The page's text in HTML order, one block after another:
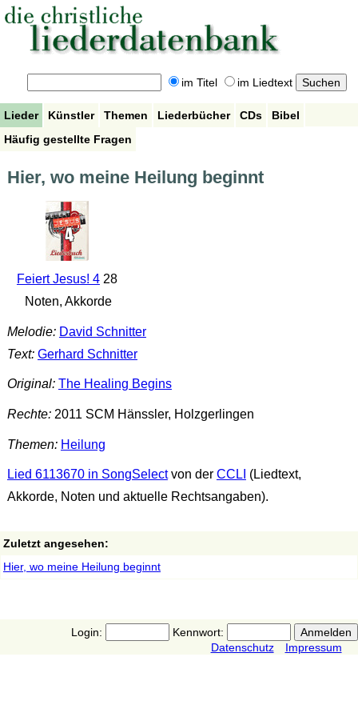
im Titel im Liedtext
Lieder Künstler Themen Liederbücher CDs
Bibel
Häufig gestellte Fragen
Hier, wo meine Heilung beginnt
Feiert Jesus! 428
Noten, Akkorde
Melodie: David Schnitter
Text: Gerhard Schnitter
Original: The Healing Begins
Rechte:2011 SCM Hänssler, Holzgerlingen
Themen: Heilung
Lied 6113670 in SongSelectvon der CCLI (Liedtext,
Akkorde, Noten und aktuelle Rechtsangaben).
Zuletzt angesehen:
Hier, wo meine Heilung beginnt
Login:
Kennwort:
Datenschutz
Impressum